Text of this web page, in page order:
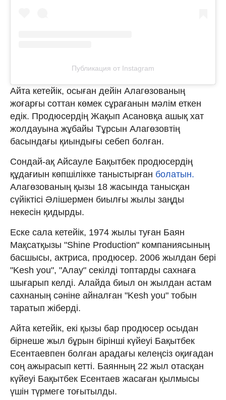
Публикация от Instagram
Айта кетейік, осыған дейін Алагөзованың
жоғарғы соттан көмек сұрағанын мәлім еткен
едік. Продюсердің Жақып Асановқа ашық хат
жолдауына жұбайы Тұрсын Алагөзовтің
басындағы қиындығы себеп болған.
Сондай-ақ Айсауле Бақытбек продюсердің
құдағиын көпшілікке таныстырған болатын.
Алагөзованың қызы 18 жасында танысқан
сүйіктісі Әлішермен биылғы жылы заңды
некесін қидырды.
Еске сала кетейік, 1974 жылы туған Баян
Мақсатқызы "Shine Production" компаниясының
басшысы, актриса, продюсер. 2006 жылдан бері
"Kesh you", "Алау" секілді топтарды сахнаға
шығарып келді. Алайда биыл он жылдан астам
сахнаның сәніне айналған "Kesh you" тобын
таратып жіберді.
Айта кетейік, екі қызы бар продюсер осыдан
бірнеше жыл бұрын бірінші күйеуі Бақытбек
Есентаевпен болған арадағы келеңсіз оқиғадан
соң ажырасып кетті. Баянның 22 жыл отасқан
күйеуі Бақытбек Есентаев жасаған қылмысы
үшін түрмеге тоғытылды.